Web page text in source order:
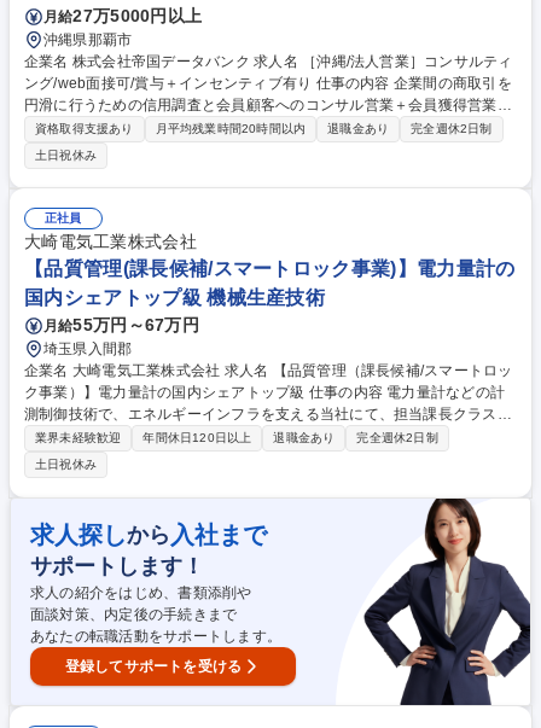
月給27万5000円以上
沖縄県那覇市
企業名 株式会社帝国データバンク 求人名 ［沖縄/法人営業］コンサルティ
ング/web面接可/賞与＋インセンティブ有り 仕事の内容 企業間の商取引を
円滑に行うための信用調査と会員顧客へのコンサル営業＋会員獲得営業
(飛び込みなし) を行います。入社後約1年は習熟期間と位置づけ営業目標
はほとんど無し。また9割の人が目標達成する環境です。 ■信用調査(約80
項目)：事業内容やビジネスモデル、財務状況の聞き取り ■コンサル営業：
業界動向・市場情報等のデータベース提供、新規顧客先への信用調査の実
施、後継者育成・事業承継支援等独自サービスの提案 【魅力】担当顧客に
対し長期伴走型の課題解決支援を行う事ができ、売り切り営業では無いこ
とから自らの提案による企業の改善を間近に感じられます。経営層との対
峙機会が多く様々なスキル向上が期待できます。 募集職種 ［沖縄/法人営
業］コンサルティング/web面接可/賞与＋インセンティブ有り
資格取得支援あり 月平均残業時間20時間以内 退職金あり
完全週休2日制
土日祝休み
正社員
大崎電気工業株式会社
【品質管理(課長候補/スマートロック事業)】電力量計の
国内シェアトップ級 機械生産技術
月給55万円～67万円
埼玉県入間郡
企業名 大崎電気工業株式会社 求人名 【品質管理（課長候補/スマートロッ
ク事業）】電力量計の国内シェアトップ級 仕事の内容 電力量計などの計
測制御技術で、エネルギーインフラを支える当社にて、担当課長クラスと
して、当部部課長とともに設計製造品質管理 （スマートロック品質改善）
を中心とした以下業務を担当していただきます。 【詳細】■既存委託先監
査、管理の標準化推進 ■新規業者（委託先）開拓及び監査と見極め ■委託
先の立ち上げ管理対応（量産対応確認やフォロー） ■設計段階での品質の
作り込み（デザインレビュー・FMEA／FTA等による不具合の未然防止）
■電子回路／機構／ファームウェア／無線・通信を含む設計品質の横断的
レビュー、量産移行に伴う直接的な関与 募集職種 【品質管理（課長候補/
スマートロック事業）】電力量計の国内シェアトップ級
業界未経験歓迎 年間休日120日以上 退職金あり
完全週休2日制
土日祝休み
求人探しから 入社まで
サポートします！
求人の紹介をはじめ、書類添削や
面談対策、内定後の手続きまで
あなたの転職活動をサポートします。
登録してサポートを受ける